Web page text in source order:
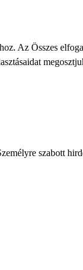
Az Összes
szabott